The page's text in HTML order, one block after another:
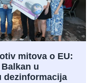
mitova o EU:
u
dezinformacija